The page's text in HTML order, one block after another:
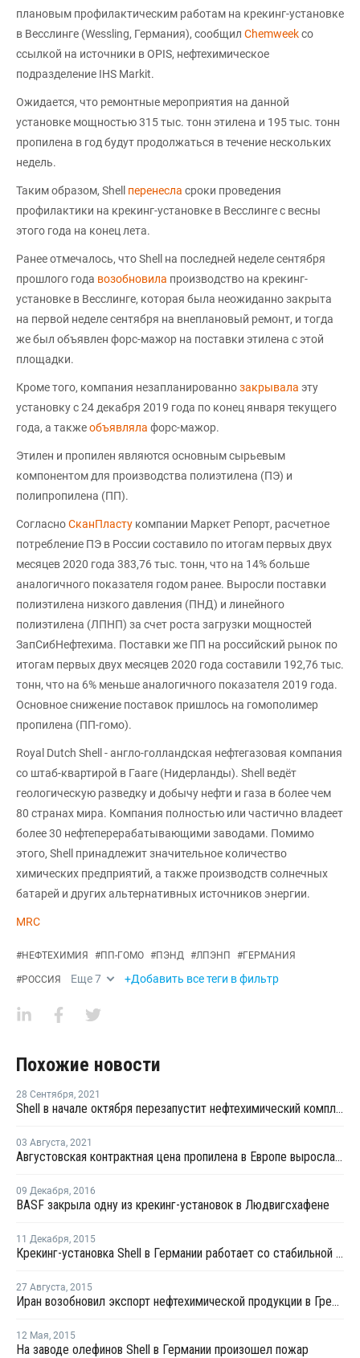
плановым профилактическим работам на крекинг-установке
в Весслинге (Wessling, Германия), сообщил Chemweekсо
ссылкой на источники в OPIS, нефтехимическое
подразделение IHS Markit.
Ожидается, что ремонтные мероприятия на данной
установке мощностью 315 тыс. тонн этилена и 195 тыс. тонн
пропилена в год будут продолжаться в течение нескольких
недель.
Таким образом, Shell перенесла сроки проведения
профилактики на крекинг-установке в Весслинге с весны
этого года на конец лета.
Ранее отмечалось, что Shell на последней неделе сентября
прошлого года возобновила производство на крекинг-
установке в Весслинге, которая была неожиданно закрыта
на первой неделе сентября на внеплановый ремонт, и тогда
же был объявлен форс-мажор на поставки этилена с этой
площадки.
Кроме того, компания незапланированнозакрывала эту
установку с 24 декабря 2019 года по конец января текущего
года, а такжеобъявляла форс-мажор.
Этилен и пропилен являются основным сырьевым
компонентом для производства полиэтилена (ПЭ) и
полипропилена (ПП).
СогласноСканПласту компании Маркет Репорт, расчетное
потребление ПЭ в России составило по итогам первых двух
месяцев 2020 года 383,76 тыс. тонн, что на 14% больше
аналогичного показателя годом ранее. Выросли поставки
полиэтилена низкого давления (ПНД) и линейного
полиэтилена (ЛПНП) за счет роста загрузки мощностей
ЗапСибНефтехима. Поставки же ПП на российский рынок по
итогам первых двух месяцев 2020 года составили 192,76 тыс.
тонн, что на 6% меньше аналогичного показателя 2019 года.
Основное снижение поставок пришлось на гомополимер
пропилена (ПП-гомо).
Royal Dutch Shell - англо-голландская нефтегазовая компания
со штаб-квартирой в Гааге (Нидерланды). Shell ведёт
геологическую разведку и добычу нефти и газа в более чем
80 странах мира. Компания полностью или частично владеет
более 30 нефтеперерабатывающими заводами. Помимо
этого, Shell принадлежит значительное количество
химических предприятий, а также производств солнечных
батарей и других альтернативных источников энергии.
MRC
#НЕФТЕХИМИЯ #ПП-ГОМО #ПЭНД #ЛПЭНП #ГЕРМАНИЯ
#РОССИЯ Еще7 +Добавить все теги в фильтр
Похожие новости
28 Сентября, 2021
Shell в начале октября перезапустит нефтехимический комплекс в Германии после планового ремонта
03 Августа, 2021
Августовская контрактная цена пропилена в Европе выросла на EUR58 за тонну
09 Декабря, 2016
BASF закрыла одну из крекинг-установок в Людвигсхафене
11 Декабря, 2015
Крекинг-установка Shell в Германии работает со стабильной загрузкой мощностей
27 Августа, 2015
Иран возобновил экспорт нефтехимической продукции в Грецию и Германию
12 Мая, 2015
На заводе олефинов Shell в Германии произошел пожар